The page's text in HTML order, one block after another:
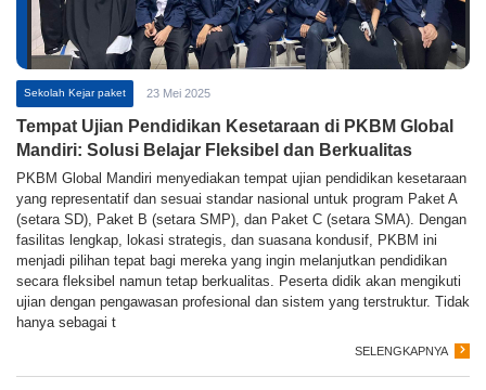
Sekolah Kejar paket 23 Mei 2025
Tempat Ujian Pendidikan Kesetaraan di PKBM Global
Mandiri: Solusi Belajar Fleksibel dan Berkualitas
PKBM Global Mandiri menyediakan tempat ujian pendidikan kesetaraan
yang representatif dan sesuai standar nasional untuk program Paket A
(setara SD), Paket B (setara SMP), dan Paket C (setara SMA). Dengan
fasilitas lengkap, lokasi strategis, dan suasana kondusif, PKBM ini
menjadi pilihan tepat bagi mereka yang ingin melanjutkan pendidikan
secara fleksibel namun tetap berkualitas. Peserta didik akan mengikuti
ujian dengan pengawasan profesional dan sistem yang terstruktur. Tidak
hanya sebagai t
SELENGKAPNYA